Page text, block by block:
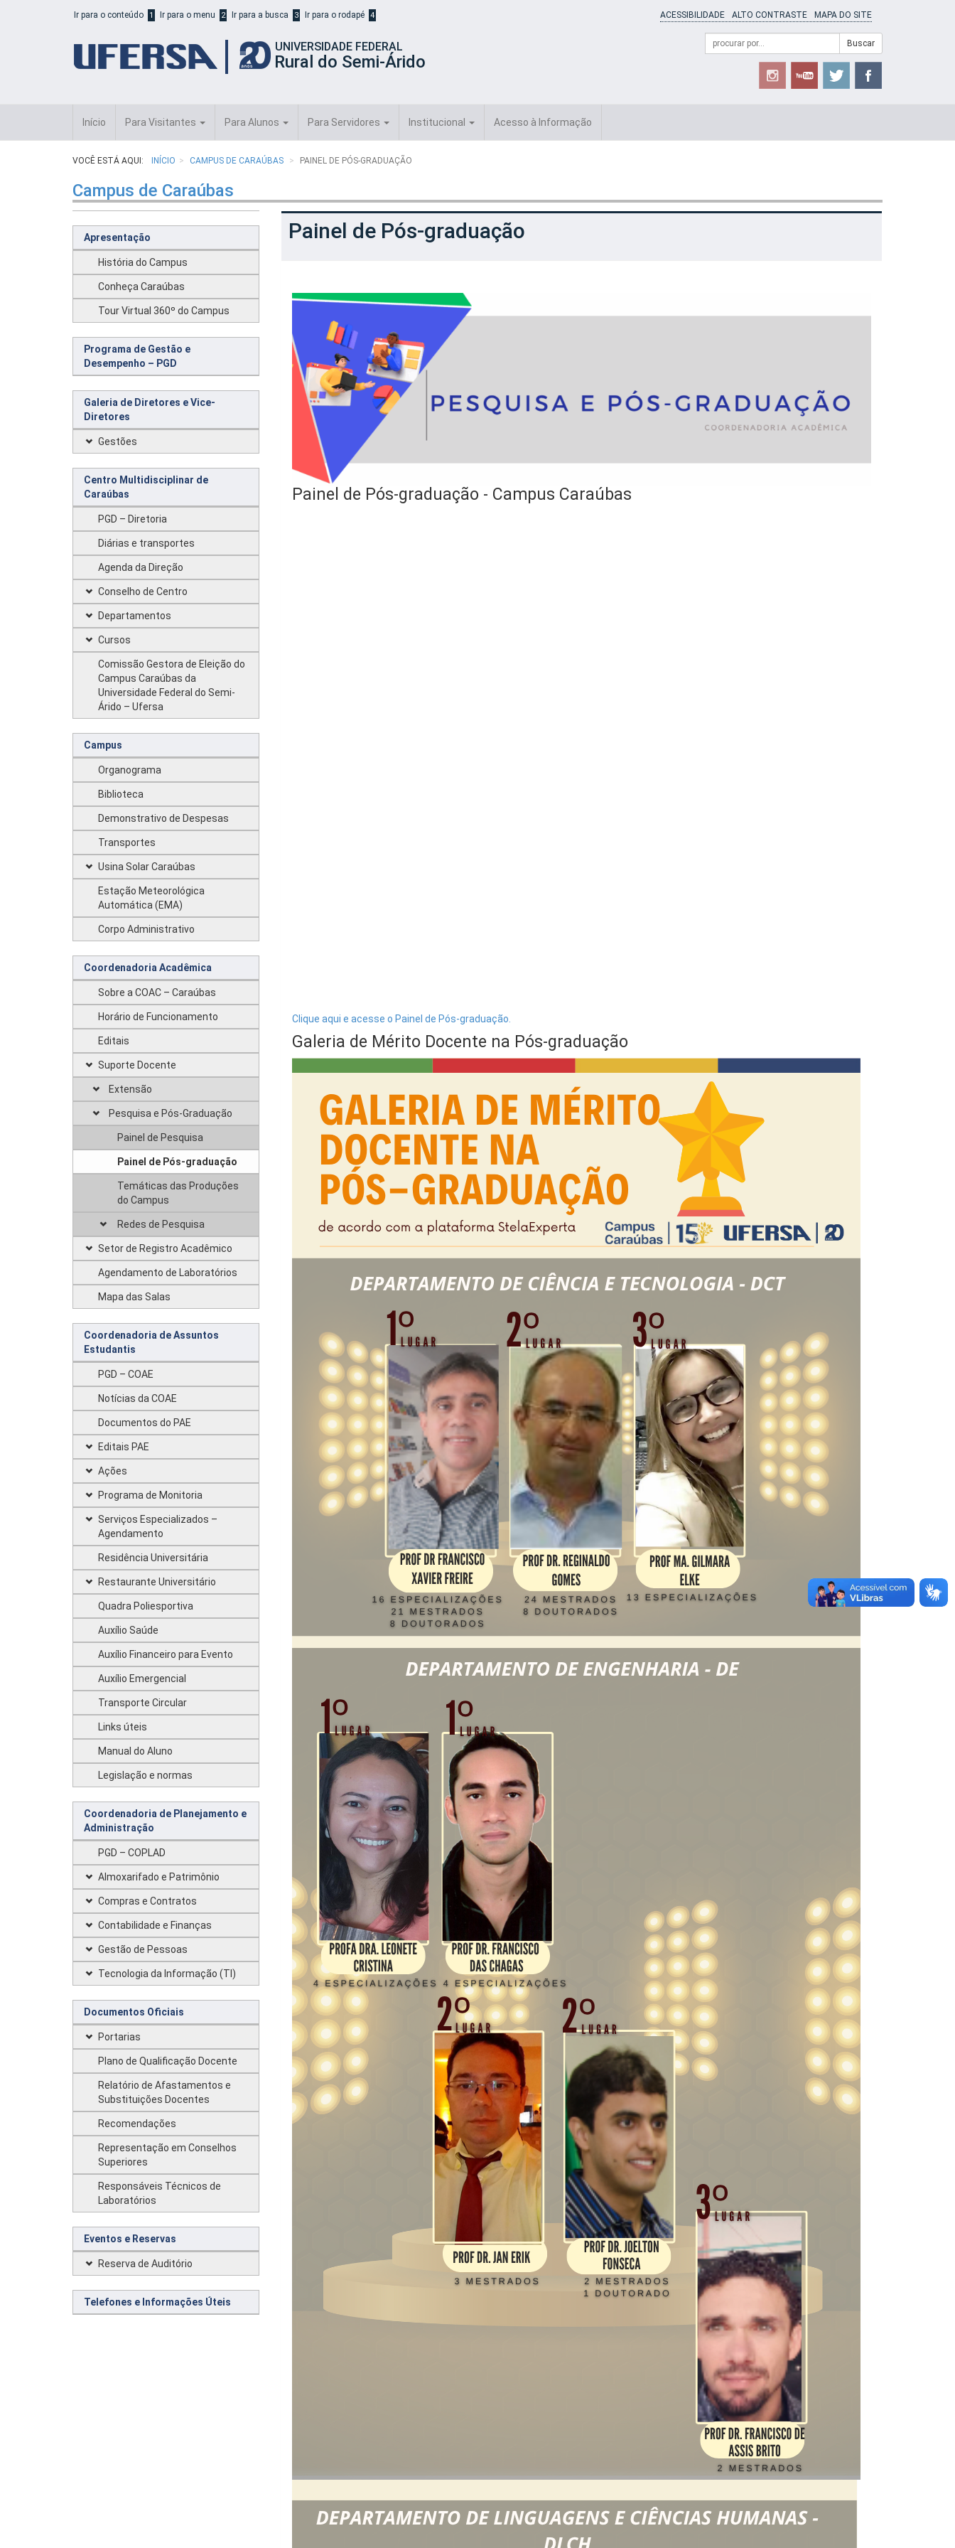
Ir para o conteúdo 1 Ir para o menu 2 Ir para a busca 3 Ir para o rodapé 4 ACESSIBILIDADE ALTO CONTRASTE MAPA DO SITE
UNIVERSIDADE FEDERAL
Rural do Semi-Árido
Formulário
Campo
de
Buscar
Início Para Visitantes Para Alunos Para Servidores Institucional Acesso à Informação
VOCÊ ESTÁ AQUI: INÍCIO CAMPUS DE CARAÚBAS PAINEL DE PÓS-GRADUAÇÃO
Campus de Caraúbas
Apresentação
História do Campus
Conheça Caraúbas
Tour Virtual 360º do Campus
Programa de Gestão e
Desempenho – PGD
Galeria de Diretores e Vice-
Diretores
Gestões
Centro Multidisciplinar de
Caraúbas
PGD – Diretoria
Diárias e transportes
Agenda da Direção
Conselho de Centro
Departamentos
Cursos
Comissão Gestora de Eleição do
Campus Caraúbas da
Universidade Federal do Semi-
Árido – Ufersa
Campus
Organograma
Biblioteca
Demonstrativo de Despesas
Transportes
Usina Solar Caraúbas
Estação Meteorológica
Automática (EMA)
Corpo Administrativo
Coordenadoria Acadêmica
Sobre a COAC – Caraúbas
Horário de Funcionamento
Editais
Suporte Docente
Extensão
Pesquisa e Pós-Graduação
Painel de Pesquisa
Painel de Pós-graduação
Temáticas das Produções
do Campus
Redes de Pesquisa
Setor de Registro Acadêmico
Agendamento de Laboratórios
Mapa das Salas
Coordenadoria de Assuntos
Estudantis
PGD – COAE
Notícias da COAE
Documentos do PAE
Editais PAE
Ações
Programa de Monitoria
Serviços Especializados –
Agendamento
Residência Universitária
Restaurante Universitário
Quadra Poliesportiva
Auxílio Saúde
Auxílio Financeiro para Evento
Auxílio Emergencial
Transporte Circular
Links úteis
Manual do Aluno
Legislação e normas
Coordenadoria de Planejamento e
Administração
PGD – COPLAD
Almoxarifado e Patrimônio
Compras e Contratos
Contabilidade e Finanças
Gestão de Pessoas
Tecnologia da Informação (TI)
Documentos Oficiais
Portarias
Plano de Qualificação Docente
Relatório de Afastamentos e
Substituições Docentes
Recomendações
Representação em Conselhos
Superiores
Responsáveis Técnicos de
Laboratórios
Eventos e Reservas
Reserva de Auditório
Telefones e Informações Úteis
Painel de Pós-graduação
Painel de Pós-graduação - Campus Caraúbas
Clique aqui e acesse o Painel de Pós-graduação.
Galeria de Mérito Docente na Pós-graduação